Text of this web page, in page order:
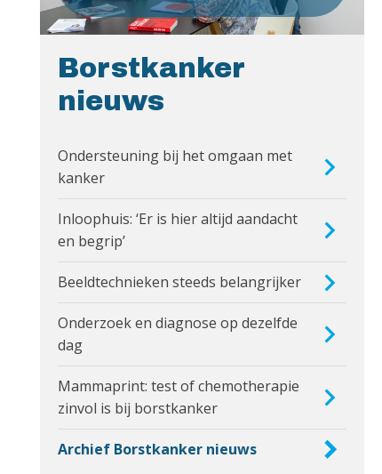
Borstkanker
nieuws
Ondersteuning bij het omgaan met
kanker
Inloophuis: ‘Er is hier altijd aandacht
en begrip’
Beeldtechnieken steeds belangrijker
Onderzoek en diagnose op dezelfde
dag
Mammaprint: test of chemotherapie
zinvol is bij borstkanker
Archief Borstkanker nieuws